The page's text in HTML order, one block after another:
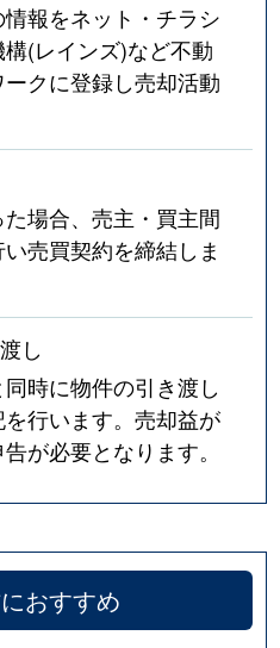
報をネット・チラシ
(レインズ)など不動
クに登録し売却活動
場合、売主・買主間
売買契約を締結しま
し
時に物件の引き渡し
行います。売却益が
が必要となります。
おすすめ